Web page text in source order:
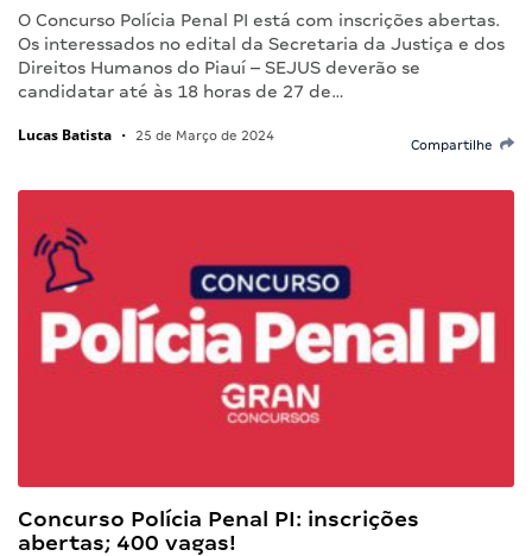
O Concurso Polícia Penal PI está com inscrições abertas.
Os interessados no edital da Secretaria da Justiça e dos
Direitos Humanos do Piauí – SEJUS deverão se
candidatar até às 18 horas de 27 de…
Lucas Batista • 25 de Março de 2024
Compartilhe
Concurso Polícia Penal PI: inscrições
abertas; 400 vagas!